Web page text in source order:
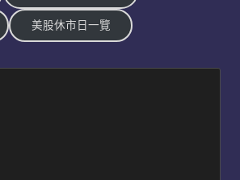
美股休市日一覽